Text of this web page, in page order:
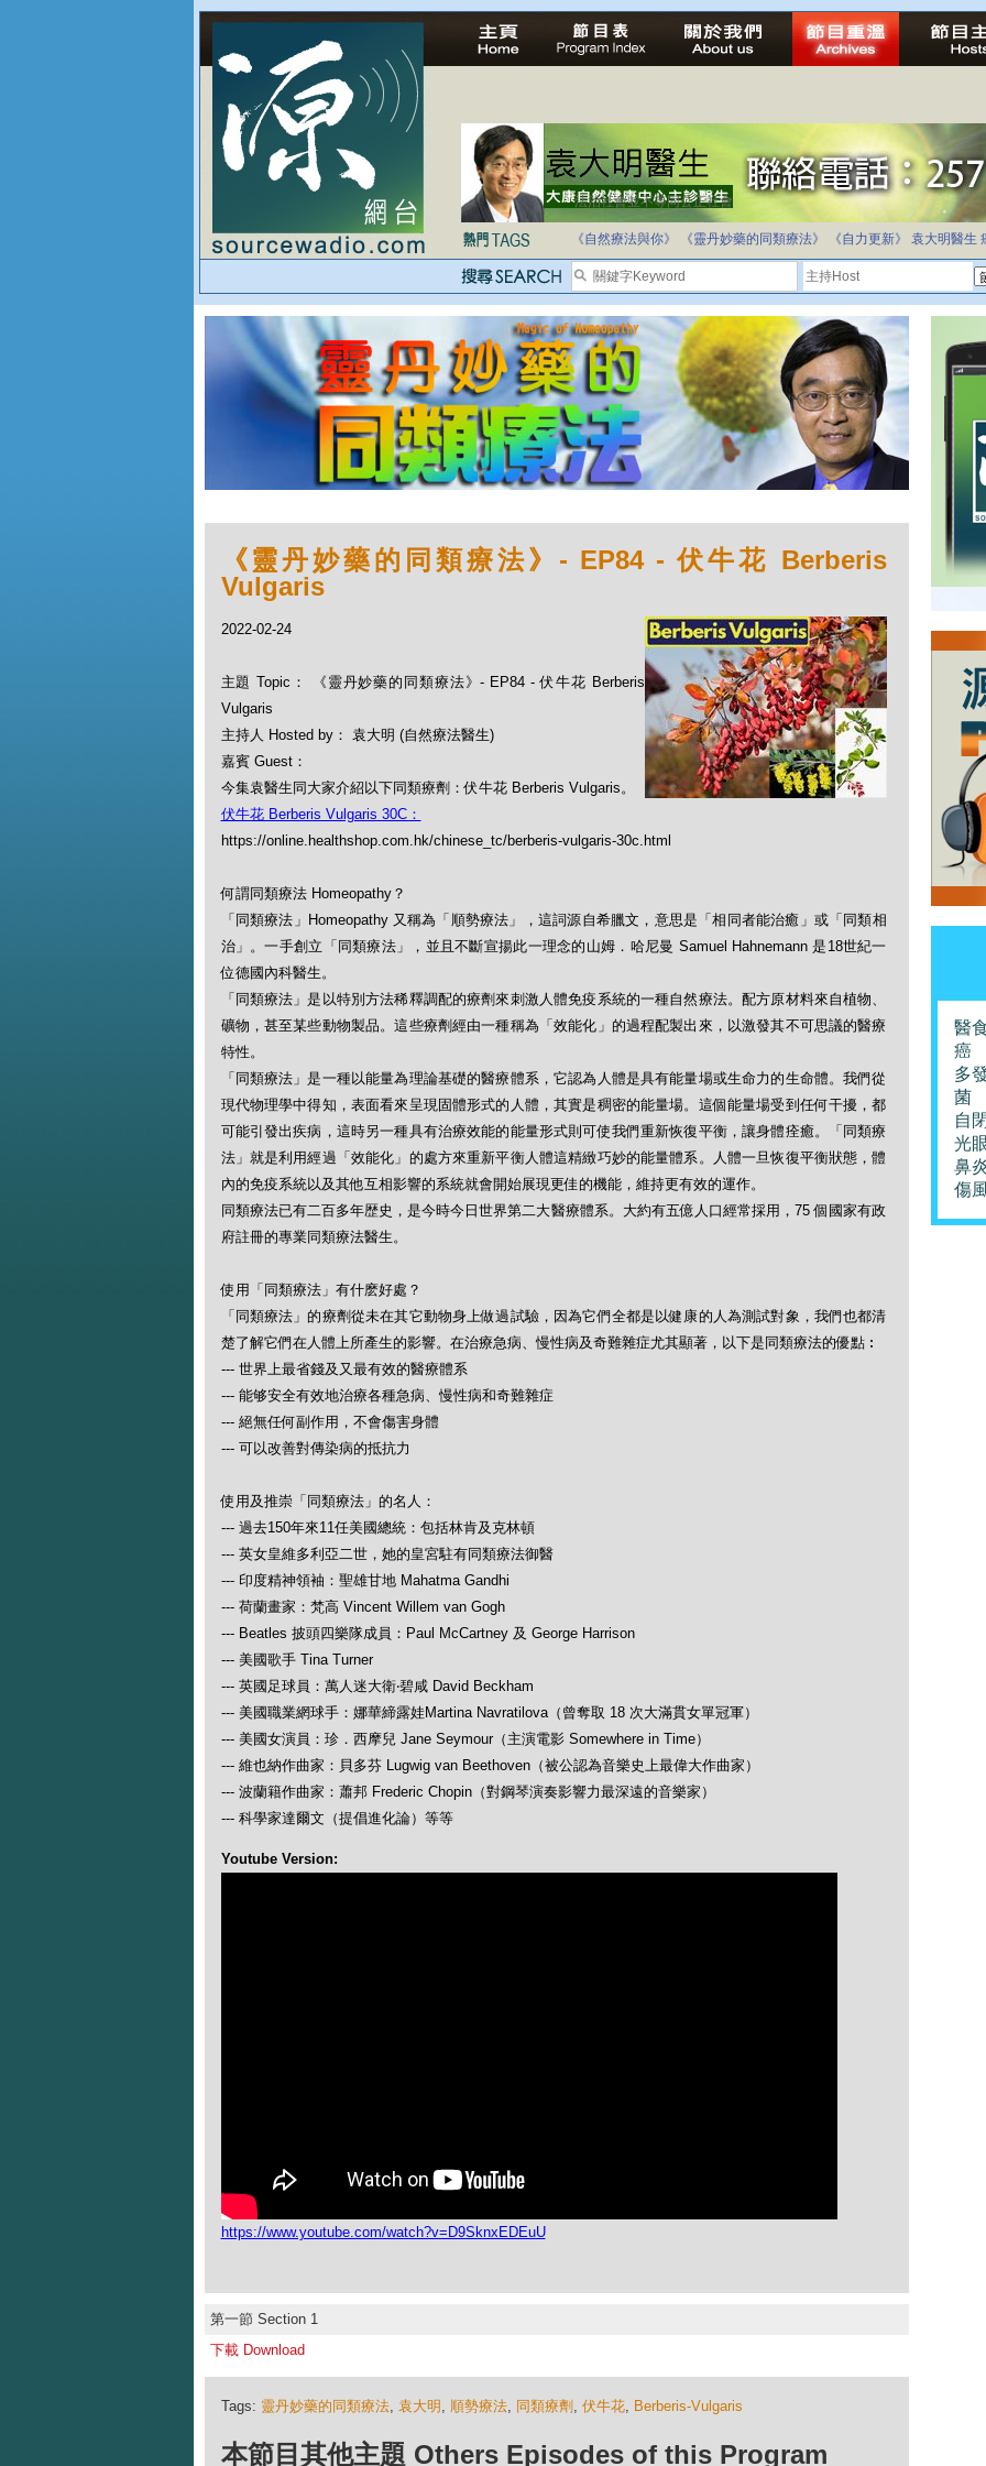
法治社會並不等同公正社會
自家教育合法化-推動多元化教育，全民學卷制
《自然療法與你》
《靈丹妙藥的同類療法》 《自力更新》 袁大明醫生
《靈丹妙藥的同類療法》- EP84 - 伏牛花 Berberis
Vulgaris
2022-02-24
主題 Topic： 《靈丹妙藥的同類療法》- EP84 - 伏牛花 Berberis
Vulgaris
主持人 Hosted by： 袁大明 (自然療法醫生)
嘉賓 Guest：
今集袁醫生同大家介紹以下同類療劑：伏牛花 Berberis Vulgaris。
伏牛花 Berberis Vulgaris 30C：
https://online.healthshop.com.hk/chinese_tc/berberis-vulgaris-30c.html
何謂同類療法 Homeopathy？
「同類療法」Homeopathy 又稱為「順勢療法」，這詞源自希臘文，意思是「相同者能治癒」或「同類相
治」。一手創立「同類療法」，並且不斷宣揚此一理念的山姆．哈尼曼 Samuel Hahnemann 是18世紀一
位德國內科醫生。
「同類療法」是以特別方法稀釋調配的療劑來刺激人體免疫系統的一種自然療法。配方原材料來自植物、
礦物，甚至某些動物製品。這些療劑經由一種稱為「效能化」的過程配製出來，以激發其不可思議的醫療
特性。
「同類療法」是一種以能量為理論基礎的醫療體系，它認為人體是具有能量場或生命力的生命體。我們從
現代物理學中得知，表面看來呈現固體形式的人體，其實是稠密的能量場。這個能量場受到任何干擾，都
可能引發出疾病，這時另一種具有治療效能的能量形式則可使我們重新恢復平衡，讓身體痊癒。「同類療
法」就是利用經過「效能化」的處方來重新平衡人體這精緻巧妙的能量體系。人體一旦恢復平衡狀態，體
內的免疫系統以及其他互相影響的系統就會開始展現更佳的機能，維持更有效的運作。
同類療法已有二百多年歴史，是今時今日世界第二大醫療體系。大約有五億人口經常採用，75 個國家有政
府註冊的專業同類療法醫生。
使用「同類療法」有什麽好處？
「同類療法」的療劑從未在其它動物身上做過試驗，因為它們全都是以健康的人為測試對象，我們也都清
楚了解它們在人體上所產生的影響。在治療急病、慢性病及奇難雜症尤其顯著，以下是同類療法的優點︰
--- 世界上最省錢及又最有效的醫療體系
--- 能够安全有效地治療各種急病、慢性病和奇難雜症
--- 絕無任何副作用，不會傷害身體
--- 可以改善對傳染病的抵抗力
使用及推崇「同類療法」的名人：
--- 過去150年來11任美國總統：包括林肯及克林頓
--- 英女皇維多利亞二世，她的皇宮駐有同類療法御醫
--- 印度精神領袖：聖雄甘地 Mahatma Gandhi
--- 荷蘭畫家：梵高 Vincent Willem van Gogh
--- Beatles 披頭四樂隊成員：Paul McCartney 及 George Harrison
--- 美國歌手 Tina Turner
--- 英國足球員：萬人迷大衛‧碧咸 David Beckham
--- 美國職業網球手：娜華締露娃Martina Navratilova（曾奪取 18 次大滿貫女單冠軍）
--- 美國女演員：珍．西摩兒 Jane Seymour（主演電影 Somewhere in Time）
--- 維也納作曲家：貝多芬 Lugwig van Beethoven（被公認為音樂史上最偉大作曲家）
--- 波蘭籍作曲家：蕭邦 Frederic Chopin（對鋼琴演奏影響力最深遠的音樂家）
--- 科學家達爾文（提倡進化論）等等
Youtube Version:
https://www.youtube.com/watch?v=D9SknxEDEuU
第一節 Section 1
下載 Download
Tags: 靈丹妙藥的同類療法, 袁大明 , 順勢療法, 同類療劑 , 伏牛花, Berberis-Vulgaris
本節目其他主題 Others Episodes of this Program
醫
癌
多
菌
自
光
鼻
傷